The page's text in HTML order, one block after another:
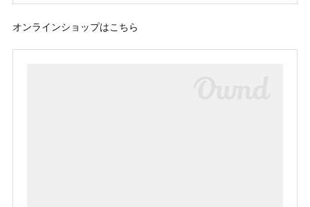
オンラインショップはこちら